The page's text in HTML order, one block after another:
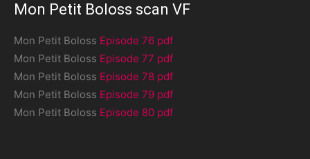
Mon Petit Boloss scan VF
Mon Petit Boloss Episode 76 pdf
Mon Petit Boloss Episode 77 pdf
Mon Petit Boloss Episode 78 pdf
Mon Petit Boloss Episode 79 pdf
Mon Petit Boloss Episode 80 pdf